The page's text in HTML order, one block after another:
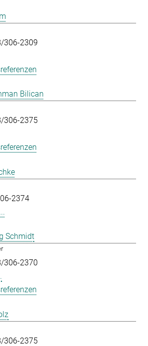
306-2309
Bilican
306-2375
2374
Schmidt
306-2370
306-2375